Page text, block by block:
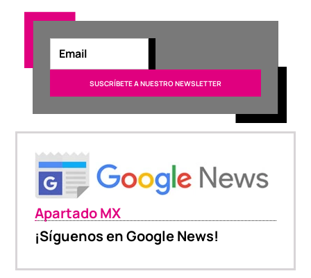
Apartado MX
¡Síguenos en Google News!